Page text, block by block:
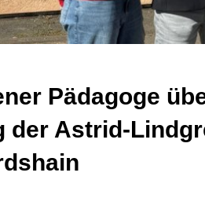
Pädagoge
der Astrid-